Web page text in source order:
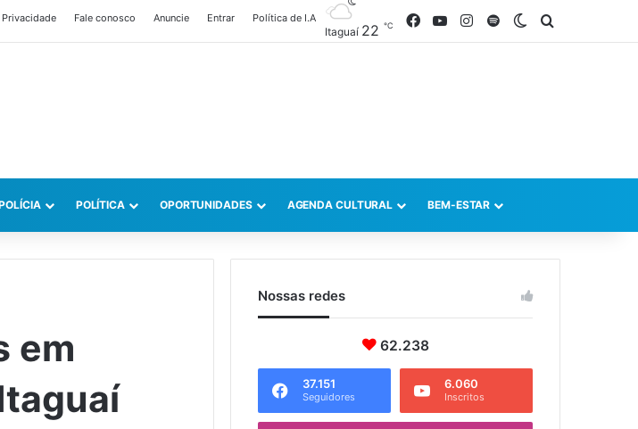
Fale conosco Anuncie Entrar Política de I.A
Itaguaí 22 ℃ FacebookYouTubeInstagram
SpotifySwitch skin
POLÍTICA OPORTUNIDADES AGENDA CULTURAL BEM-ESTAR
em
Nossas redes
62.238
37.151
Seguidores
6.060
Inscritos